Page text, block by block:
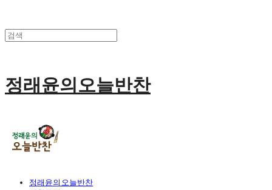
정래윤의오늘반찬
정래윤의오늘반찬